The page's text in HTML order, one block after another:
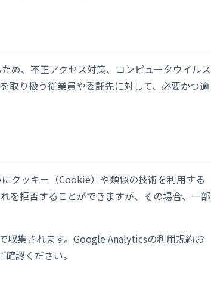
め、不正アクセス対策、コンピュータウイルス
取り扱う従業員や委託先に対して、必要かつ適
クッキー（Cookie）や類似の技術を利用する
を拒否することができますが、その場合、一部
収集されます。Google Analyticsの利用規約お
認ください。